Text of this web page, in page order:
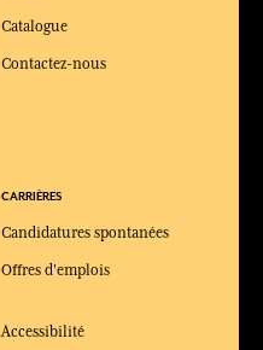
Catalogue
Contactez-nous
CARRIÈRES
Candidatures spontanées
Offres d'emplois
Accessibilité